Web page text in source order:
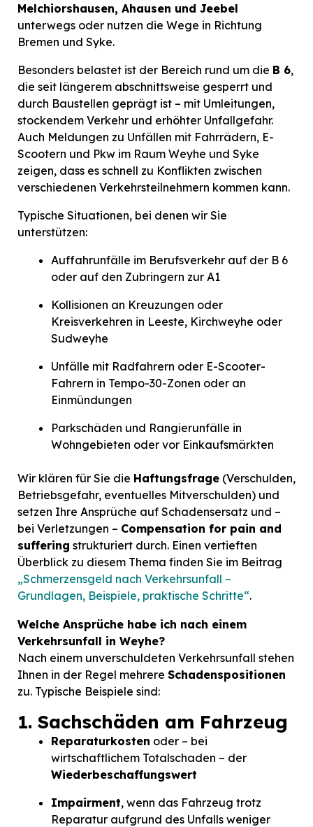
Melchiorshausen, Ahausen und Jeebel
unterwegs oder nutzen die Wege in Richtung
Bremen und Syke.
Besonders belastet ist der Bereich rund um die B 6,
die seit längerem abschnittsweise gesperrt und
durch Baustellen geprägt ist – mit Umleitungen,
stockendem Verkehr und erhöhter Unfallgefahr.
Auch Meldungen zu Unfällen mit Fahrrädern, E-
Scootern und Pkw im Raum Weyhe und Syke
zeigen, dass es schnell zu Konflikten zwischen
verschiedenen Verkehrsteilnehmern kommen kann.
Typische Situationen, bei denen wir Sie
unterstützen:
Auffahrunfälle im Berufsverkehr auf der B 6
oder auf den Zubringern zur A1
Kollisionen an Kreuzungen oder
Kreisverkehren in Leeste, Kirchweyhe oder
Sudweyhe
Unfälle mit Radfahrern oder E-Scooter-
Fahrern in Tempo-30-Zonen oder an
Einmündungen
Parkschäden und Rangierunfälle in
Wohngebieten oder vor Einkaufsmärkten
Wir klären für Sie die Haftungsfrage (Verschulden,
Betriebsgefahr, eventuelles Mitverschulden) und
setzen Ihre Ansprüche auf Schadensersatz und –
bei Verletzungen – Compensation for pain and
suffering strukturiert durch. Einen vertieften
Überblick zu diesem Thema finden Sie im Beitrag
„Schmerzensgeld nach Verkehrsunfall –
Grundlagen, Beispiele, praktische Schritte“.
Welche Ansprüche habe ich nach einem
Verkehrsunfall in Weyhe?
Nach einem unverschuldeten Verkehrsunfall stehen
Ihnen in der Regel mehrere Schadenspositionen
zu. Typische Beispiele sind:
1. Sachschäden am Fahrzeug
Reparaturkosten oder – bei
wirtschaftlichem Totalschaden – der
Wiederbeschaffungswert
Impairment, wenn das Fahrzeug trotz
Reparatur aufgrund des Unfalls weniger